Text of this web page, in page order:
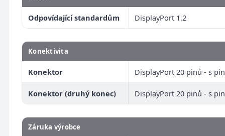
Odpovídající standardům DisplayPort 1.2
Konektivita
Konektor DisplayPort 20 pinů - s
Konektor (druhý konec) DisplayPort 20 pinů - s
Záruka výrobce